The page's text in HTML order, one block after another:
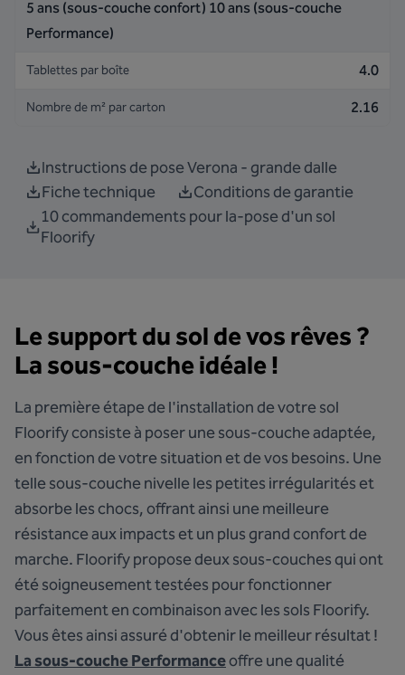
5 ans (sous-couche confort) 10 ans (sous-couche
Performance)
Tablettes par boîte 4.0
Nombre de m² par carton 2.16
Instructions de pose Verona - grande dalle
Fiche technique
Conditions de garantie
10 commandements pour la-pose d'un sol
Floorify
Le support du sol de vos rêves ?
La sous-couche idéale !
La première étape de l'installation de votre sol
Floorify consiste à poser une sous-couche adaptée,
en fonction de votre situation et de vos besoins. Une
telle sous-couche nivelle les petites irrégularités et
absorbe les chocs, offrant ainsi une meilleure
résistance aux impacts et un plus grand confort de
marche. Floorify propose deux sous-couches qui ont
été soigneusement testées pour fonctionner
parfaitement en combinaison avec les sols Floorify.
Vous êtes ainsi assuré d'obtenir le meilleur résultat !
La sous-couche Performanceoffre une qualité